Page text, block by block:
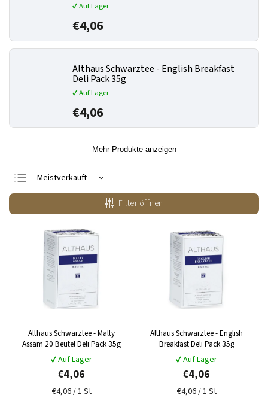
✔ Auf Lager
€4,06
Althaus Schwarztee - English Breakfast
Deli Pack 35g
✔ Auf Lager
€4,06
Mehr Produkte anzeigen
Meistverkauft
Günstigste
Teuerste
Alphabetisch
Filter öffnen
Althaus Schwarztee - Malty
Assam 20 Beutel Deli Pack 35g
✔ Auf Lager
€4,06
€4,06 / 1 St
Althaus Schwarztee - English
Breakfast Deli Pack 35g
✔ Auf Lager
€4,06
€4,06 / 1 St